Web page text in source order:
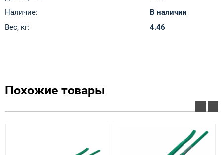
Наличие:
В наличии
Вес, кг:
4.46
Похожие товары